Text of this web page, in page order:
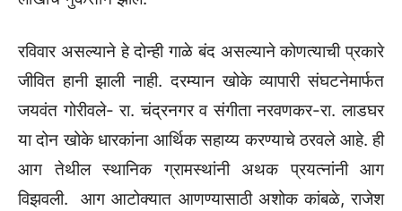
रविवार असल्याने हे दोन्ही गाळे बंद असल्याने कोणत्याची प्रकारे
जीवित हानी झाली नाही. दरम्यान खोके व्यापारी संघटनेमार्फत
जयवंत गोरीवले- रा. चंद्रनगर व संगीता नरवणकर-रा. लाडघर
या दोन खोके धारकांना आर्थिक सहाय्य करण्याचे ठरवले आहे. ही
आग तेथील स्थानिक ग्रामस्थांनी अथक प्रयत्नांनी आग
विझवली. आग आटोक्यात आणण्यासाठी अशोक कांबळे, राजेश